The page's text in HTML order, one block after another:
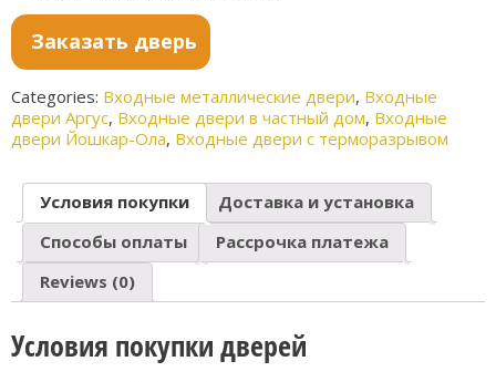
Заказать дверь
Categories: Входные металлические двери, Входные
двери Аргус, Входные двери в частный дом, Входные
двери Йошкар-Ола, Входные двери с терморазрывом
Условия покупки
Доставка и установка
Способы оплаты
Рассрочка платежа
Reviews (0)
Условия покупки дверей